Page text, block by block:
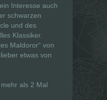
Interesse auch
schwarzen
und des
Klassiker.
Maldoror“ von
etwas von
als 2 Mal